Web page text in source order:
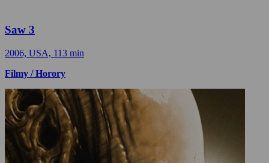
Saw 3
2006, USA, 113 min
Filmy / Horory